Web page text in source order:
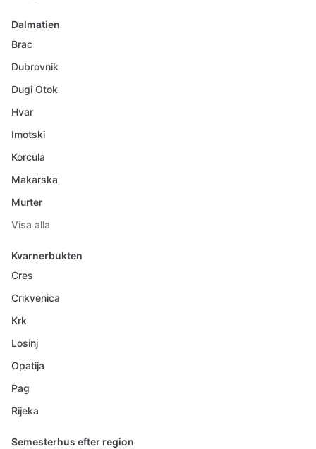
Dalmatien
Brac
Dubrovnik
Dugi Otok
Hvar
Imotski
Korcula
Makarska
Murter
Visa alla
Kvarnerbukten
Cres
Crikvenica
Krk
Losinj
Opatija
Pag
Rijeka
Semesterhus efter region